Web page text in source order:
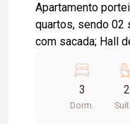
Apartamento
quartos, sendo 02
com sacada; Hall
planejada;
ambientes com
vagas de
3
Dorm.
2